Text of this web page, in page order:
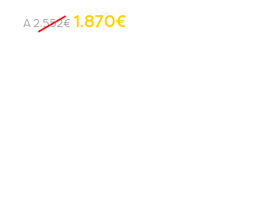
A 2.552€ 1.870€